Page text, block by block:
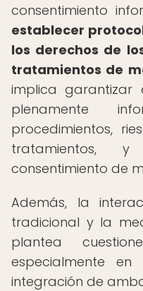
consentimiento
establecer
los derechos de
tratamientos de
implica garantizar
plenamente
procedimientos,
tratamientos,
consentimiento de
Además, la
tradicional y la
plantea
especialmente
integración de